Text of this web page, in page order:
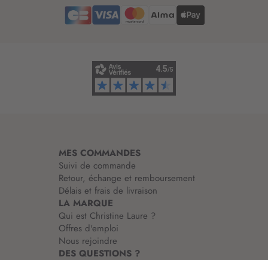
MES COMMANDES
Suivi de commande
Retour, échange et remboursement
Délais et frais de livraison
LA MARQUE
Qui est Christine Laure ?
Offres d'emploi
Nous rejoindre
DES QUESTIONS ?